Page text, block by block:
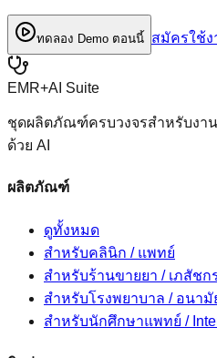
ทดลอง Demo ตอนนี้ สมัครใช้ง
EMR+AI Suite
ชุดผลิตภัณฑ์ครบวงจรสำหรับงา
ด้วย AI
ผลิตภัณฑ์
ดูทั้งหมด
สำหรับคลินิก / แพทย์
สำหรับร้านขายยา / เภสัชก
สำหรับโรงพยาบาล / อนามั
สำหรับนักศึกษาแพทย์ /